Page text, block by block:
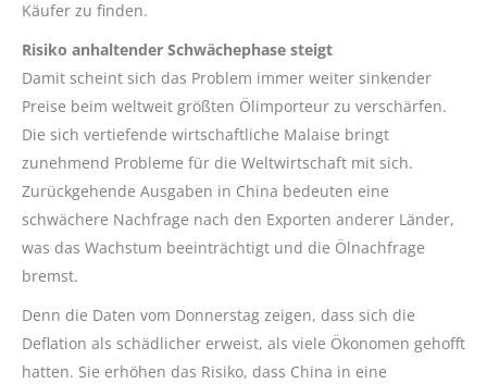
Käufer zu finden.
Risiko anhaltender Schwächephase steigt
Damit scheint sich das Problem immer weiter sinkender
Preise beim weltweit größten Ölimporteur zu verschärfen.
Die sich vertiefende wirtschaftliche Malaise bringt
zunehmend Probleme für die Weltwirtschaft mit sich.
Zurückgehende Ausgaben in China bedeuten eine
schwächere Nachfrage nach den Exporten anderer Länder,
was das Wachstum beeinträchtigt und die Ölnachfrage
bremst.
Denn die Daten vom Donnerstag zeigen, dass sich die
Deflation als schädlicher erweist, als viele Ökonomen gehofft
hatten. Sie erhöhen das Risiko, dass China in eine